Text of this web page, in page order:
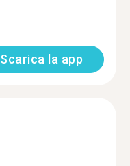
Scarica la app